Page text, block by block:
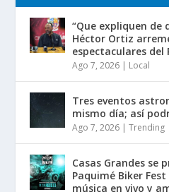
“Que expliquen de
Héctor Ortiz
espectaculares del
Ago 7, 2026 | Local
Tres eventos
mismo día; así
Ago 7, 2026 |Trending
Casas Grandes se
Paquimé Biker
música en vivo y